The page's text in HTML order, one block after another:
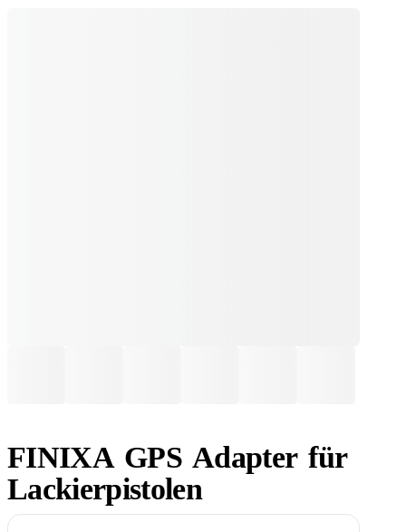
FINIXA GPS Adapter für
Lackierpistolen